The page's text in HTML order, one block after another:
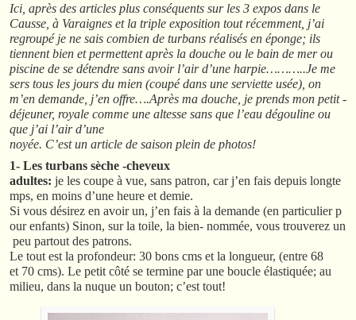
Ici, après des articles plus conséquents sur les 3 expos dans le
Causse, à Varaignes et la triple exposition tout récemment, j’ai
regroupé je ne sais combien de turbans réalisés en éponge; ils
tiennent bien et permettent après la douche ou le bain de mer ou
piscine de se détendre sans avoir l’air d’une harpie………..Je me
sers tous les jours du mien (coupé dans une serviette usée), on
m’en demande, j’en offre….Après ma douche, je prends mon petit -
déjeuner, royale comme une altesse sans que l’eau dégouline ou
que j’ai l’air d’une
noyée. C’est un article de saison plein de photos!
1- Les turbans sèche -cheveux
adultes: je les coupe à vue, sans patron, car j’en fais depuis longte
mps, en moins d’une heure et demie.
Si vous désirez en avoir un, j’en fais à la demande (en particulier p
our enfants) Sinon, sur la toile, la bien- nommée, vous trouverez un
peu partout des patrons.
Le tout est la profondeur: 30 bons cms et la longueur, (entre 68
et 70 cms). Le petit côté se termine par une boucle élastiquée; au
milieu, dans la nuque un bouton; c’est tout!